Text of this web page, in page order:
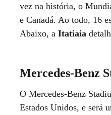
vez na história, o
e Canadá. Ao todo, 16
Abaixo, a Itatiaia
Mercedes-Benz
O Mercedes-Benz
Estados Unidos, e será